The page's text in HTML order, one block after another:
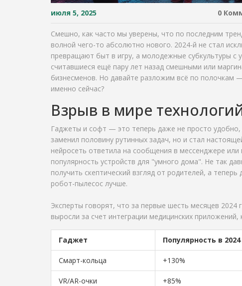
июля 5, 2025 0
Смешно, как часто мы уверены, что по последним
волной чего-то абсолютно нового. 2024-й не стал
превращают быт в игру, а молодежные субкультуры
считавшиеся ещё пару лет назад смешными или
бизнесменов. Но давайте разложим всё по
именно сейчас?
Взрыв в мире
Гаджеты и софт — это теперь даже не просто
заменил половину рутинных задач, но и стал
нейросеть ответила на сообщения в мессенджере
популярность устройств для "умного дома". Не так
получить скептический взгляд от родителей, а
робот-пылесос лучше.
Эксперты говорят, что за первые шесть месяцев
выросли за счет интеграции медицинских
Гаджет Популярность в 2024
Смарт-кольца +130%
VR/AR-очки +85%